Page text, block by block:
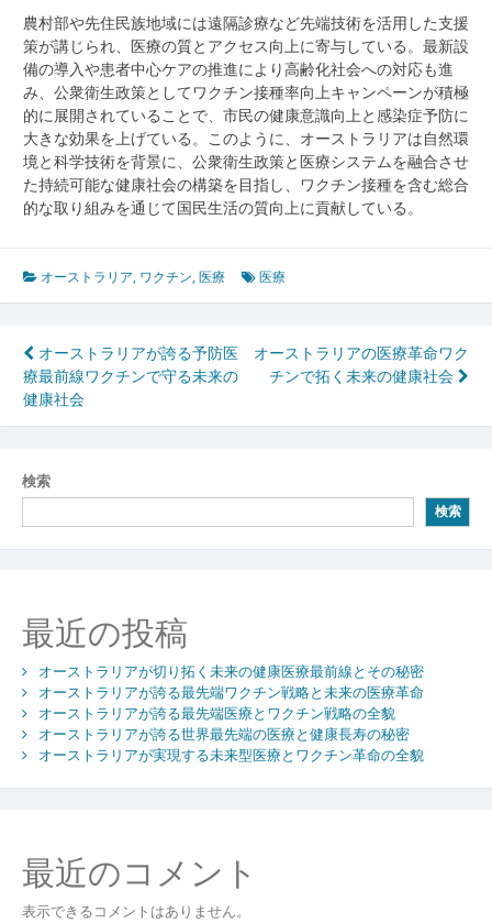
農村部や先住民族地域には遠隔診療など先端技術を活用した支援
策が講じられ、医療の質とアクセス向上に寄与している。最新設
備の導入や患者中心ケアの推進により高齢化社会への対応も進
み、公衆衛生政策としてワクチン接種率向上キャンペーンが積極
的に展開されていることで、市民の健康意識向上と感染症予防に
大きな効果を上げている。このように、オーストラリアは自然環
境と科学技術を背景に、公衆衛生政策と医療システムを融合させ
た持続可能な健康社会の構築を目指し、ワクチン接種を含む総合
的な取り組みを通じて国民生活の質向上に貢献している。
オーストラリア, ワクチン,医療 医療
投
稿
ナ
ビ
ゲ
ー
ョ
ン
オーストラリアが誇る予防医
療最前線ワクチンで守る未来の
健康社会
オーストラリアの医療革命ワク
チンで拓く未来の健康社会
検索
検索
最近の投稿
オーストラリアが切り拓く未来の健康医療最前線とその秘密
オーストラリアが誇る最先端ワクチン戦略と未来の医療革命
オーストラリアが誇る最先端医療とワクチン戦略の全貌
オーストラリアが誇る世界最先端の医療と健康長寿の秘密
オーストラリアが実現する未来型医療とワクチン革命の全貌
最近のコメント
表示できるコメントはありません。